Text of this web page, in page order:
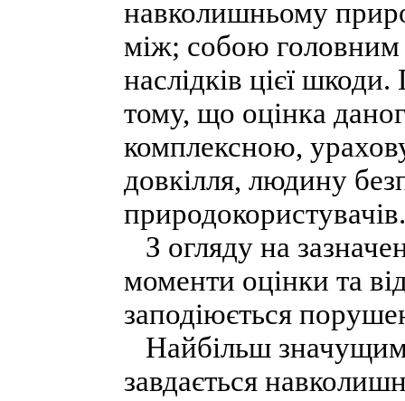
навколишньому
між; собою головним
наслідків цієї
тому, що оцінка
комплексною,
довкілля, людину
природокористувачів.
З огляду на
моменти оцінки та
заподіюється
Найбільш
завдається